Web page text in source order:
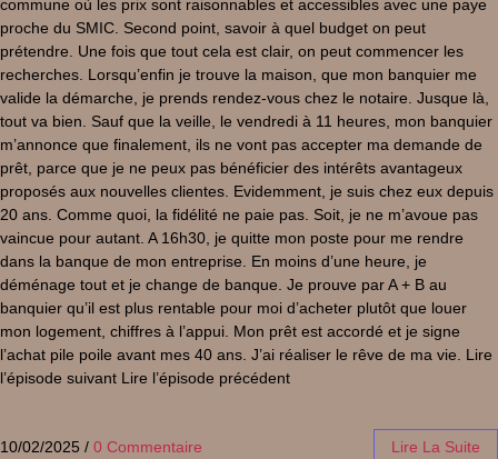
commune où les prix sont raisonnables et accessibles avec une paye
proche du SMIC. Second point, savoir à quel budget on peut
prétendre. Une fois que tout cela est clair, on peut commencer les
recherches. Lorsqu’enfin je trouve la maison, que mon banquier me
valide la démarche, je prends rendez-vous chez le notaire. Jusque là,
tout va bien. Sauf que la veille, le vendredi à 11 heures, mon banquier
m’annonce que finalement, ils ne vont pas accepter ma demande de
prêt, parce que je ne peux pas bénéficier des intérêts avantageux
proposés aux nouvelles clientes. Evidemment, je suis chez eux depuis
20 ans. Comme quoi, la fidélité ne paie pas. Soit, je ne m’avoue pas
vaincue pour autant. A 16h30, je quitte mon poste pour me rendre
dans la banque de mon entreprise. En moins d’une heure, je
déménage tout et je change de banque. Je prouve par A + B au
banquier qu’il est plus rentable pour moi d’acheter plutôt que louer
mon logement, chiffres à l’appui. Mon prêt est accordé et je signe
l’achat pile poile avant mes 40 ans. J’ai réaliser le rêve de ma vie. Lire
l’épisode suivant Lire l’épisode précédent
10/02/2025 / 0 Commentaire Lire La Suite